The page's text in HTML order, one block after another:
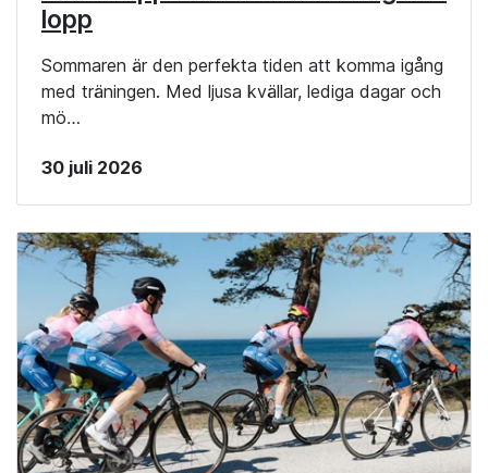
lopp
Sommaren är den perfekta tiden att komma igång
med träningen. Med ljusa kvällar, lediga dagar och
mö…
30 juli 2026